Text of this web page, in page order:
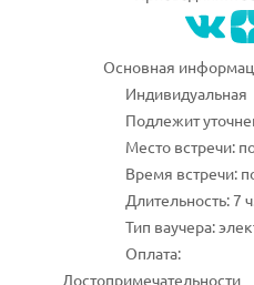
Основная
Индивидуальная
Подлежит
Место встречи:
Время встречи:
Длительность: 7
Тип ваучера:
Оплата:
Достопримечательности